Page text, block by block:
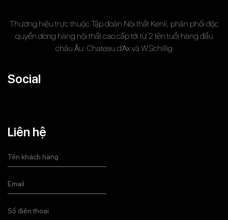
Thương hiệu trực thuộc Tập đoàn Nội thất Kenli, phân phối độc
quyền dòng hàng nội thất cao cấp tới từ 2 tên tuổi hàng đầu
châu Âu: Chateau d’Ax và W.Schillig
Social
Liên hệ